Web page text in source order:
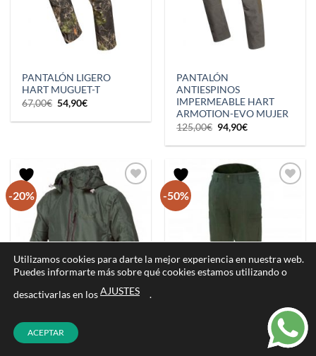
PANTALÓN LIGERO
HART MUGUET-T
67,00€ El
precio
original
54,90€El
actual
PANTALÓN
ANTIESPINOS
IMPERMEABLE HART
ARMOTION-EVO MUJER
125,00€ El
precio
original
125,00€.
94,90€El
actual
94,90€.
-20%
CHAQUETA
-50%
PANTALÓN MEMBRANA
Utilizamos cookies para darte la mejor experiencia en nuestra web.
Puedes informarte más sobre qué cookies estamos utilizando o
desactivarlas en losAJUSTES .
ACEPTAR